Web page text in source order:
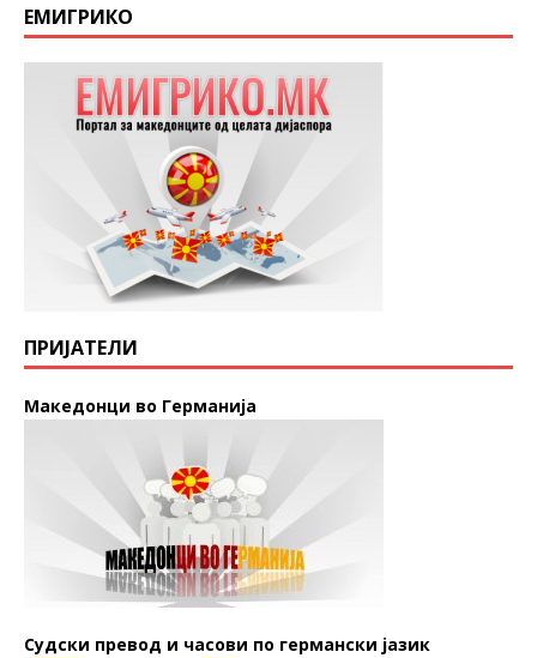
ЕМИГРИКО
ПРИЈАТЕЛИ
Македонци во Германија
Судски превод и часови по германски јазик